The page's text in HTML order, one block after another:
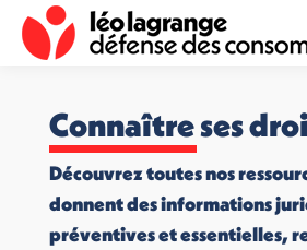
Connaître ses
Découvrez toutes nos
donnent des informations
préventives et essentielles,